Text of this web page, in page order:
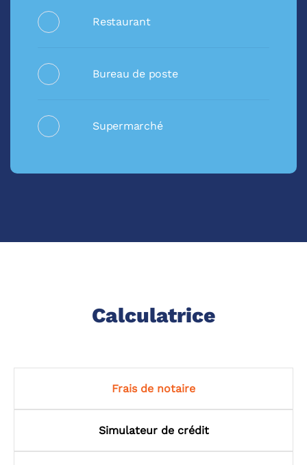
Restaurant
Bureau de poste
Supermarché
Calculatrice
Frais de notaire
Simulateur de crédit